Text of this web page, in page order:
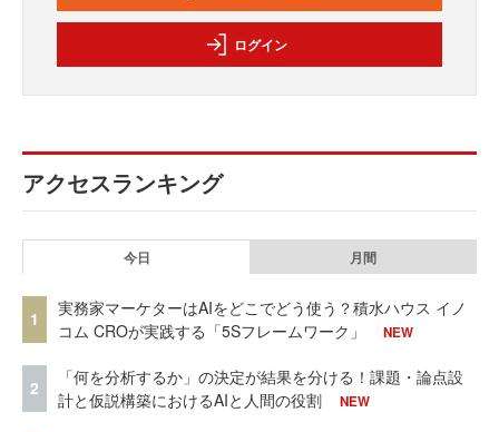
ログイン
アクセスランキング
今日 月間
1
実務家マーケターはAIをどこでどう使う？積水ハウス イノ
コム CROが実践する「5Sフレームワーク」
NEW
2
「何を分析するか」の決定が結果を分ける！課題・論点設
計と仮説構築におけるAIと人間の役割
NEW